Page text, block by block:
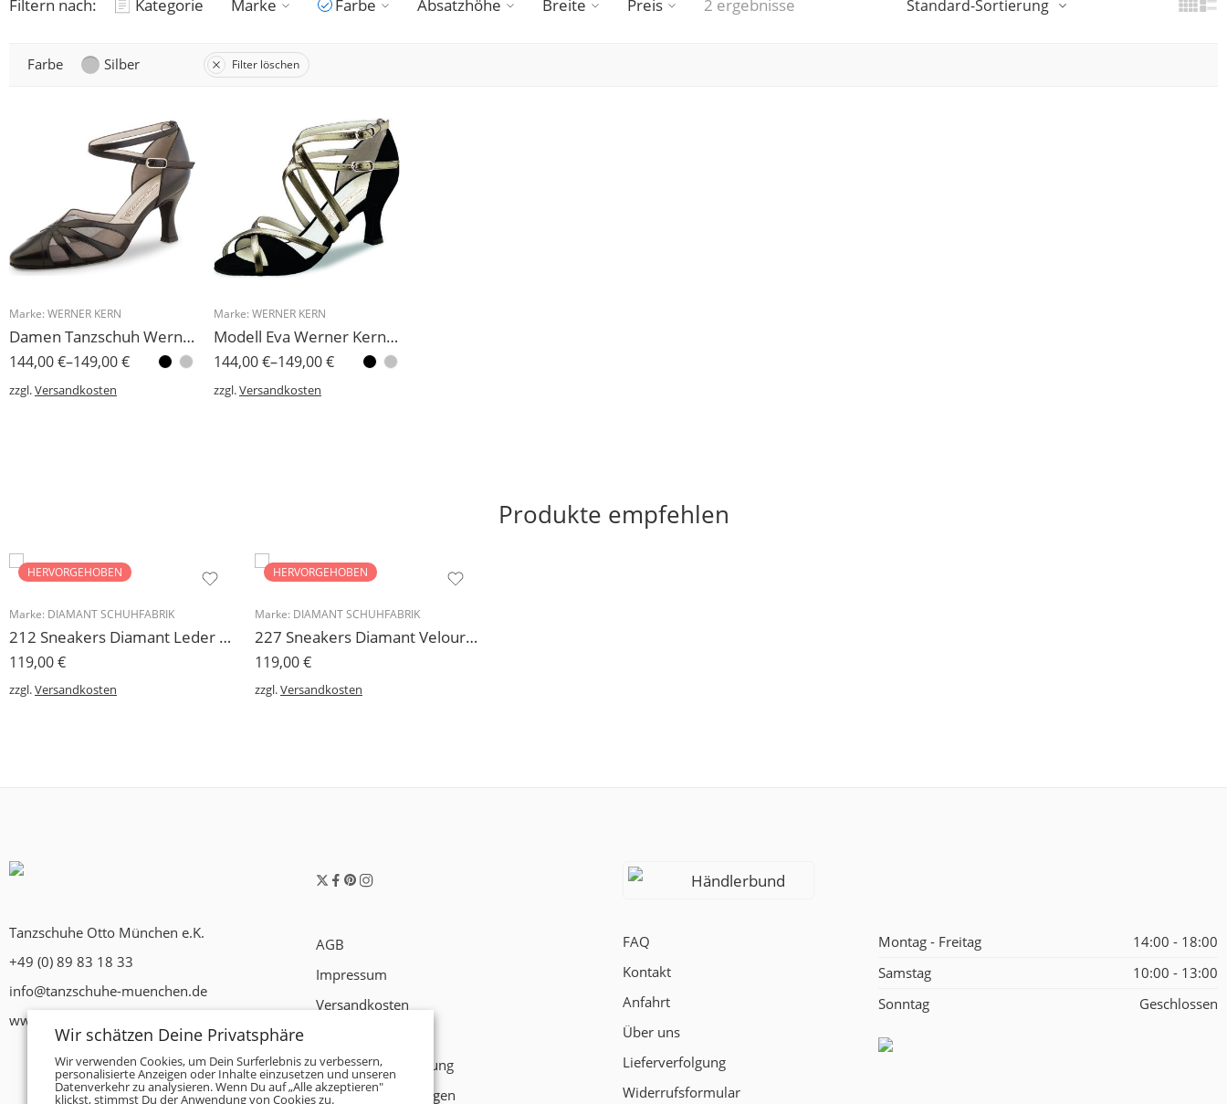
Filtern nach: Kategorie Marke Farbe Absatzhöhe Breite Preis 2 ergebnisse Standard-Sortierung
Farbe Silber Filter löschen
Marke: WERNER KERN
Damen Tanzschuh Werner Kern Modell Linda
144,00€–149,00€
zzgl.Versandkosten
Marke: WERNER KERN
Modell Eva Werner Kern Damen Tanzschuh 6,5 cm
144,00€–149,00€
zzgl.Versandkosten
Produkte empfehlen
HERVORGEHOBEN
Marke: DIAMANT SCHUHFABRIK
212 Sneakers Diamant Leder weiss, drehfreudige Kunststoffsohle
119,00€
zzgl.Versandkosten
HERVORGEHOBEN
Marke: DIAMANT SCHUHFABRIK
227 Sneakers Diamant Veloursleder hellgrau, drehfreudige Kunststoffsohle
119,00€
zzgl.Versandkosten
Tanzschuhe Otto München e.K.
+49 (0) 89 83 18 33
info@tanzschuhe-muenchen.de
www.tanzschuhe-muenchen.de
AGB
Impressum
Versandkosten
Datenschutzerklärung
Zahlungsbedingungen
Händlerbund
FAQ
Kontakt
Anfahrt
Über uns
Lieferverfolgung
Widerrufsformular
Montag - Freitag
14:00 - 18:00
Samstag
10:00 - 13:00
Sonntag
Geschlossen
Wir schätzen Deine Privatsphäre
Wir verwenden Cookies, um Dein Surferlebnis zu verbessern,
personalisierte Anzeigen oder Inhalte einzusetzen und unseren
Datenverkehr zu analysieren. Wenn Du auf „Alle akzeptieren"
klickst, stimmst Du der Anwendung von Cookies zu.